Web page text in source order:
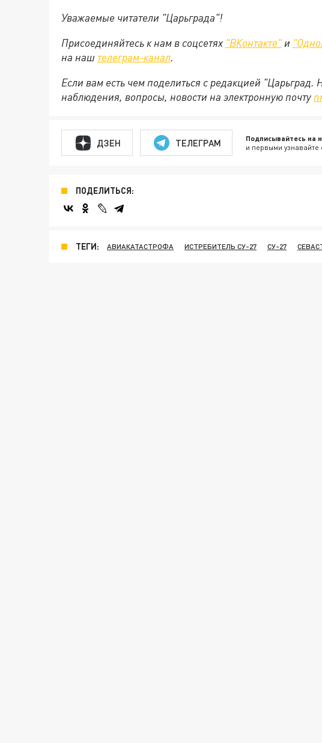
Уважаемые читатели "Царьграда"!
Присоединяйтесь к нам в соцсетях "ВКонтакте"и
на наш телеграм-канал.
Если вам есть чем поделиться с редакцией
наблюдения, вопросы, новости на электронную почту
ДЗЕН ТЕЛЕГРАМ Подписывайтесь на
и первыми узнавайте
ПОДЕЛИТЬСЯ:
ТЕГИ: АВИАКАТАСТРОФА ИСТРЕБИТЕЛЬ СУ-27 СУ-27